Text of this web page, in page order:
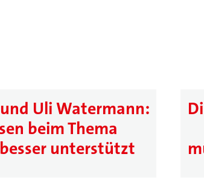
Uli Watermann:
beim Thema
unterstützt